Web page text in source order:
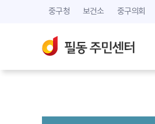
중구청 보건소 중구의회